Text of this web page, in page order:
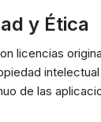
y Ética
licencias
de las